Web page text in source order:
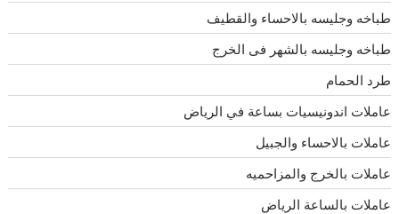
طباخه وجليسه بالاحساء والقطيف
طباخه وجليسه بالشهر فى الخرج
طرد الحمام
عاملات اندونيسيات بساعة في الرياض
عاملات بالاحساء والجبيل
عاملات بالخرج والمزاحميه
عاملات بالساعة الرياض